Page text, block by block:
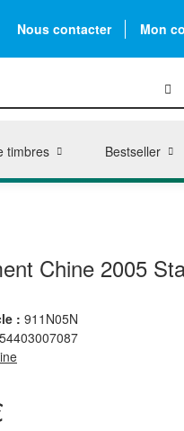
Nous contacter Mon
timbres Bestseller
Chine 2005
: 911N05N